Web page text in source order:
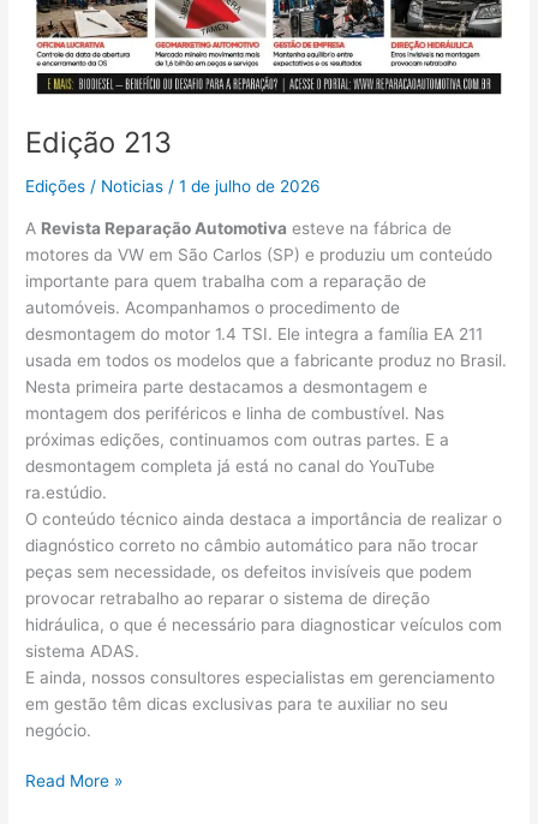
Edição 213
Edições / Noticias /1 de julho de 2026
A Revista Reparação Automotiva esteve na fábrica de
motores da VW em São Carlos (SP) e produziu um conteúdo
importante para quem trabalha com a reparação de
automóveis. Acompanhamos o procedimento de
desmontagem do motor 1.4 TSI. Ele integra a família EA 211
usada em todos os modelos que a fabricante produz no Brasil.
Nesta primeira parte destacamos a desmontagem e
montagem dos periféricos e linha de combustível. Nas
próximas edições, continuamos com outras partes. E a
desmontagem completa já está no canal do YouTube
ra.estúdio.
O conteúdo técnico ainda destaca a importância de realizar o
diagnóstico correto no câmbio automático para não trocar
peças sem necessidade, os defeitos invisíveis que podem
provocar retrabalho ao reparar o sistema de direção
hidráulica, o que é necessário para diagnosticar veículos com
sistema ADAS.
E ainda, nossos consultores especialistas em gerenciamento
em gestão têm dicas exclusivas para te auxiliar no seu
negócio.
Read More »